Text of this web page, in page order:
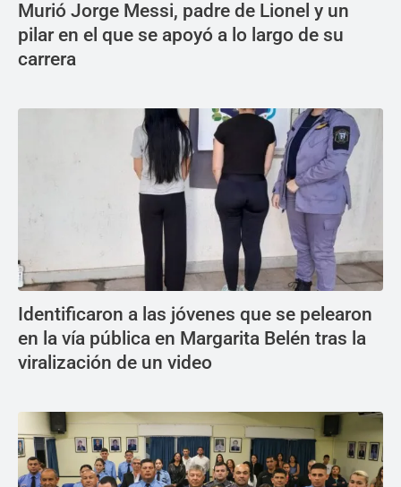
Murió Jorge Messi, padre de Lionel y un
pilar en el que se apoyó a lo largo de su
carrera
Identificaron a las jóvenes que se pelearon
en la vía pública en Margarita Belén tras la
viralización de un video